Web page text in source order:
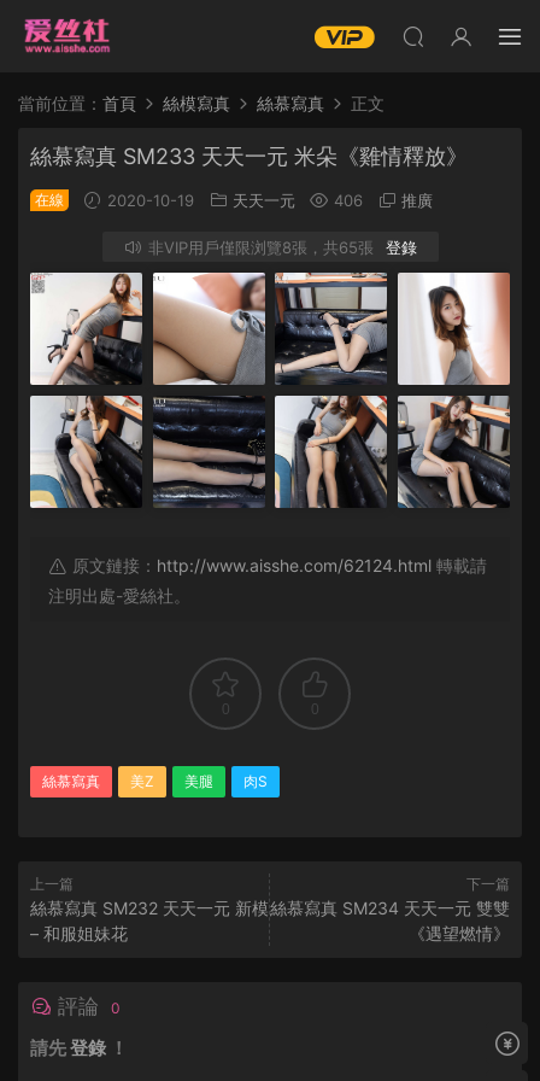
當前位置： 首頁 絲模寫真 絲慕寫真 正文
絲慕寫真 SM233 天天一元 米朵《雞情釋放》
在線 2020-10-19 天天一元 406 推廣
非VIP用戶僅限浏覽8張，共65張 登錄
原文鏈接： http://www.aisshe.com/62124.html 轉載請
注明出處-愛絲社。
0 0
絲慕寫真 美Z 美腿 肉S
上一篇
絲慕寫真 SM232 天天一元 新模
– 和服姐妹花
下一篇
絲慕寫真 SM234 天天一元 雙雙
《遇望燃情》
評論 0
請先登錄 ！